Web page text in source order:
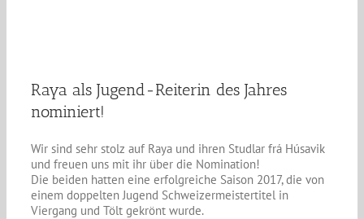
Raya als Jugend-Reiterin des Jahres
nominiert!
Wir sind sehr stolz auf Raya und ihren Studlar frá Húsavik
und freuen uns mit ihr über die Nomination!
Die beiden hatten eine erfolgreiche Saison 2017, die von
einem doppelten Jugend Schweizermeistertitel in
Viergang und Tölt gekrönt wurde.